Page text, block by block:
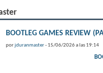
BOOTLEG GAMES REVIEW
porjduranmaster- 15/06/2026 a las 19:14